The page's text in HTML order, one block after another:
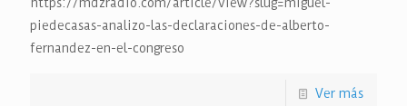
piedecasas-analizo-las-declaraciones-de-alberto-
fernandez-en-el-congreso
Ver más